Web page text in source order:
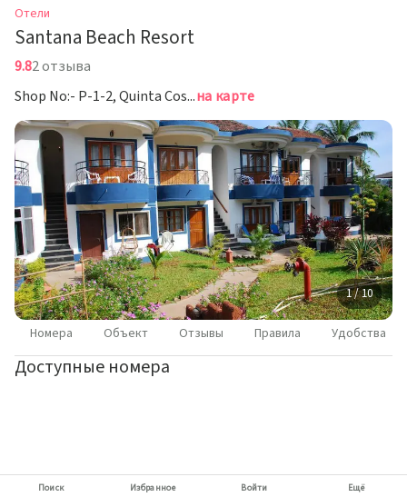
Отели
Santana Beach Resort
9.82 отзыва
Shop No:- P-1-2, Quinta Costa Frias Complex, Dando, Кандолимна карте
1 / 10
Номера Объект Отзывы Правила Удобства
Доступные номера
Поиск Избранное Войти Ещё